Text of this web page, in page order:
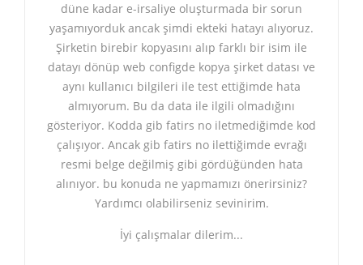
düne kadar e-irsaliye oluşturmada bir sorun
yaşamıyorduk ancak şimdi ekteki hatayı alıyoruz.
Şirketin birebir kopyasını alıp farklı bir isim ile
datayı dönüp web configde kopya şirket datası ve
aynı kullanıcı bilgileri ile test ettiğimde hata
almıyorum. Bu da data ile ilgili olmadığını
gösteriyor. Kodda gib fatirs no iletmediğimde kod
çalışıyor. Ancak gib fatirs no ilettiğimde evrağı
resmi belge değilmiş gibi gördüğünden hata
alınıyor. bu konuda ne yapmamızı önerirsiniz?
Yardımcı olabilirseniz sevinirim.
İyi çalışmalar dilerim...